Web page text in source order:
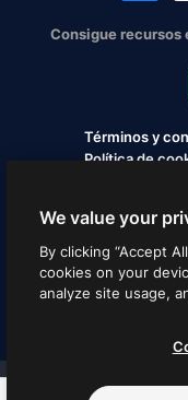
Consigue
Términos y
Política de
Copyright © 2010-
We value your
By clicking “Accept
cookies on your
analyze site usage,